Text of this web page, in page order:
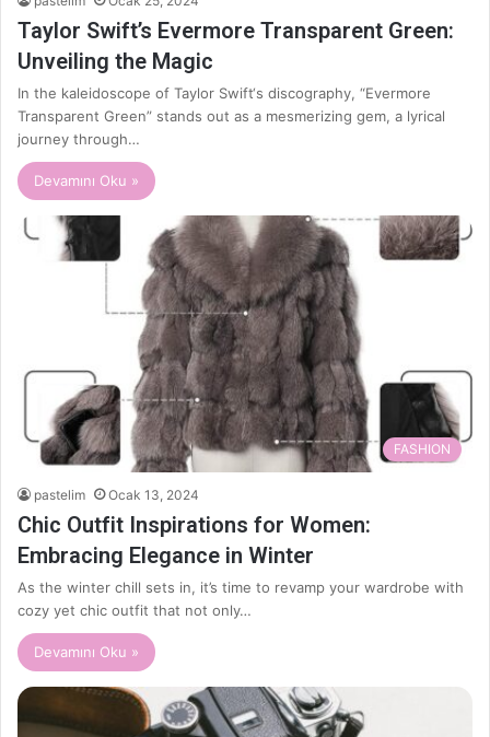
Taylor Swift’s Evermore Transparent Green:
Unveiling the Magic
In the kaleidoscope of Taylor Swift‘s discography, “Evermore
Transparent Green” stands out as a mesmerizing gem, a lyrical
journey through…
Devamını Oku »
FASHION
pastelim Ocak 13, 2024
Chic Outfit Inspirations for Women:
Embracing Elegance in Winter
As the winter chill sets in, it’s time to revamp your wardrobe with
cozy yet chic outfit that not only…
Devamını Oku »